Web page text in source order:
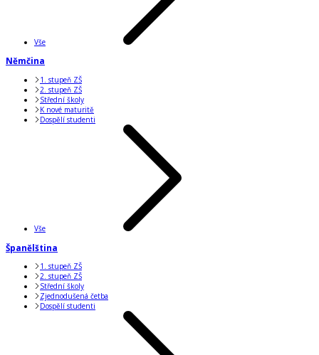
Vše
Němčina
1. stupeň ZŠ
2. stupeň ZŠ
Střední školy
K nové maturitě
Dospělí studenti
Vše
Španělština
1. stupeň ZŠ
2. stupeň ZŠ
Střední školy
Zjednodušená četba
Dospělí studenti